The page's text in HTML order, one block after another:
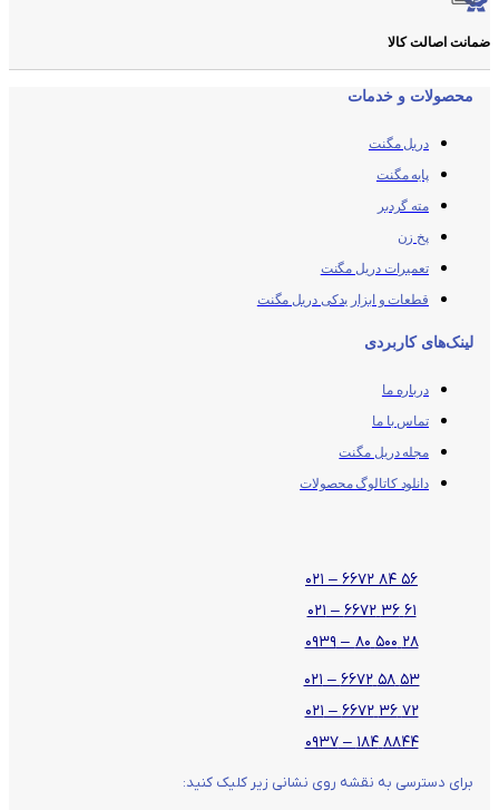
ضمانت اصالت کالا
محصولات و خدمات
دریل مگنت
پایه مگنت
مته گردبر
پخ زن
تعمیرات دریل مگنت
قطعات و ابزار یدکی دریل مگنت
لینک‌های کاربردی
درباره ما
تماس با ما
مجله دریل مگنت
دانلود کاتالوگ محصولات
۵۶ ۸۴ ۶۶۷۲ – ۰۲۱
۶۱ ۳۶ ۶۶۷۲ – ۰۲۱
۲۸ ۵۰۰ ۸۰ – ۰۹۳۹
۵۳ ۵۸ ۶۶۷۲ – ۰۲۱
۷۲ ۳۶ ۶۶۷۲ – ۰۲۱
۸۸۴۴ ۱۸۴ – ۰۹۳۷
برای دسترسی به نقشه روی نشانی زیر کلیک کنید: